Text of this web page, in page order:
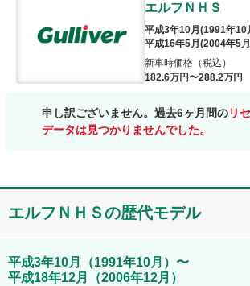
エルフＮＨＳ
平成3年10月 (1991年10
平成16年5月 (2004年5月
新車時価格（税込）
182.6万円〜288.2万円
申し訳ございません。過去6ヶ月間のリ
データは見つかりませんでした。
エルフＮＨＳの歴代モデル
平成3年10月 （1991年10月） 〜
平成18年12月
（2006年12月）